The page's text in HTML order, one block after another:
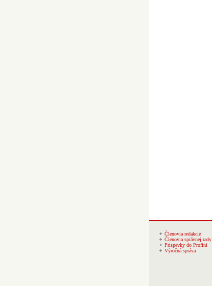
Členovia redakcie
Členovia správnej rady
Príspevky do Profini
Výročná správa